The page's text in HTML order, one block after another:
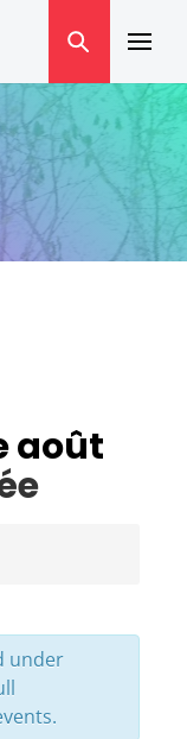
Menu
août
under